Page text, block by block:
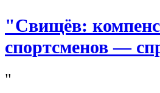
"Свищёв:
спортсменов —
"